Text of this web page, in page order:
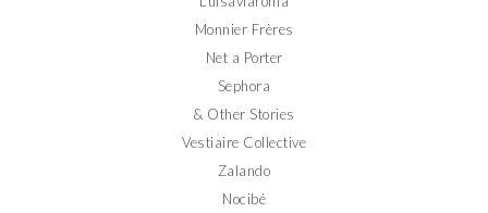
Monnier Frères
Net a Porter
Sephora
& Other Stories
Vestiaire Collective
Zalando
Nocibé